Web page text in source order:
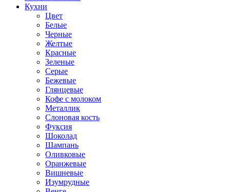
Кухни
Цвет
Белые
Черные
Желтые
Красные
Зеленые
Серые
Бежевые
Глянцевые
Кофе с молоком
Металлик
Слоновая кость
Фуксия
Шоколад
Шампань
Оливковые
Оранжевые
Вишневые
Изумрудные